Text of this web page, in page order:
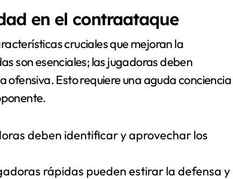
en el contraataque
cruciales que mejoran la
son esenciales; las jugadoras deben
Esto requiere una aguda conciencia
deben identificar y aprovechar los
rápidas pueden estirar la defensa y